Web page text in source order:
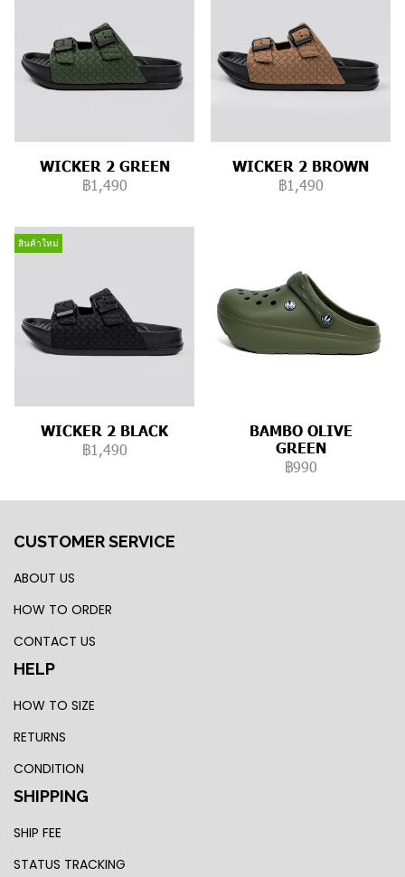
WICKER 2 GREEN
฿1,490
WICKER 2 BROWN
฿1,490
สินค้าใหม่
WICKER 2 BLACK
฿1,490
BAMBO OLIVE
GREEN
฿990
CUSTOMER SERVICE
ABOUT US
HOW TO ORDER
CONTACT US
HELP
HOW TO SIZE
RETURNS
CONDITION
SHIPPING
SHIP FEE
STATUS TRACKING